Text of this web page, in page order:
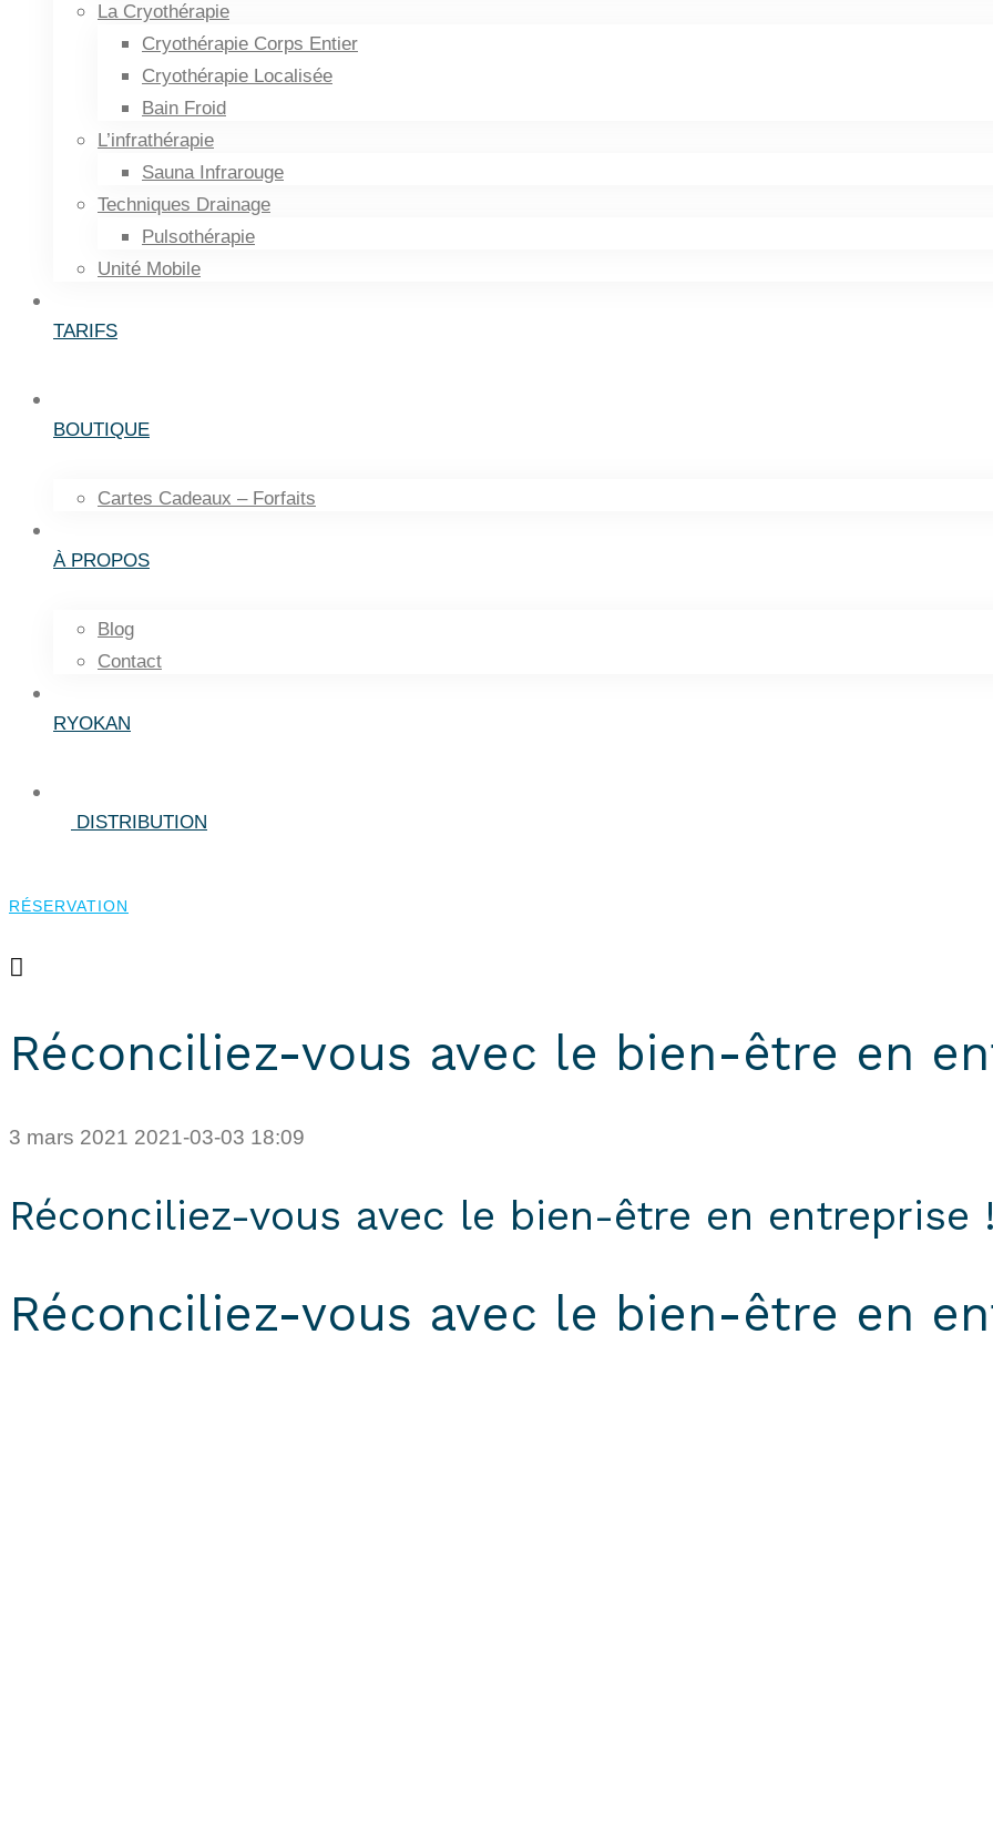
La Cryothérapie
Cryothérapie Corps Entier
Cryothérapie Localisée
Bain Froid
L’infrathérapie
Sauna Infrarouge
Techniques Drainage
Pulsothérapie
Unité Mobile
TARIFS
BOUTIQUE
Cartes Cadeaux – Forfaits
À PROPOS
Blog
Contact
RYOKAN
DISTRIBUTION
RÉSERVATION
Réconciliez-vous avec le bien-être en
3 mars 2021 2021-03-03 18:09
Réconciliez-vous avec le bien-être en entreprise !
Réconciliez-vous avec le bien-être en